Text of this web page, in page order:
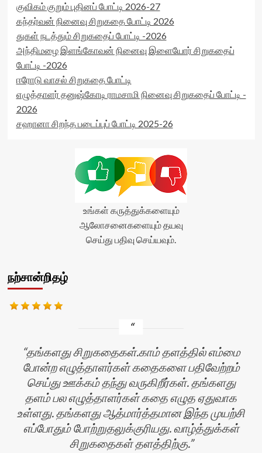
குவிகம் குறும் புதினப் போட்டி 2026-27
கந்தர்வன் நினைவு சிறுகதை போட்டி 2026
துகள் நடத்தும் சிறுகதைப் போட்டி -2026
அந்திமழை இளங்கோவன் நினைவு இளையோர் சிறுகதைப்
போட்டி -2026
ஈரோடு வாசல் சிறுகதை போட்டி
எழுத்தாளர் தனுஷ்கோடி ராமசாமி நினைவு சிறுகதைப் போட்டி -
2026
சஹானா சிறந்த படைப்புப் போட்டி 2025-26
உங்கள் கருத்துக்களையும்
ஆலோசனைகளையும் தயவு
செய்து பதிவு செய்யவும்.
நற்சான்றிதழ்
தங்களது சிறுகதைகள்.காம் தளத்தில் எம்மை
போன்ற எழுத்தாளர்கள் கதைகளை பதிவேற்றம்
செய்து ஊக்கம் தந்து வருகிறீர்கள். தங்களது
தளம் பல எழுத்தாளர்கள் கதை எழுத ஏதுவாக
உள்ளது. தங்களது ஆத்மார்த்தமான இந்த முயற்சி
எப்போதும் போற்றுதலுக்குரியது. வாழ்த்துக்கள்
சிறுகதைகள் தளத்திற்கு.